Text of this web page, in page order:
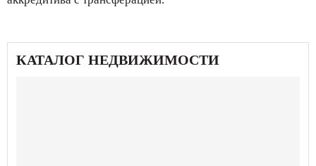
КАТАЛОГ НЕДВИЖИМОСТИ